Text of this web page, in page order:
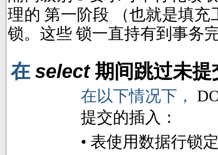
理的 第一阶段 （也就是填
锁。这些 锁一直持有到事务
在 select 期间跳过未提
在以下情况下，
提交的插入：
• 表使用数据行锁